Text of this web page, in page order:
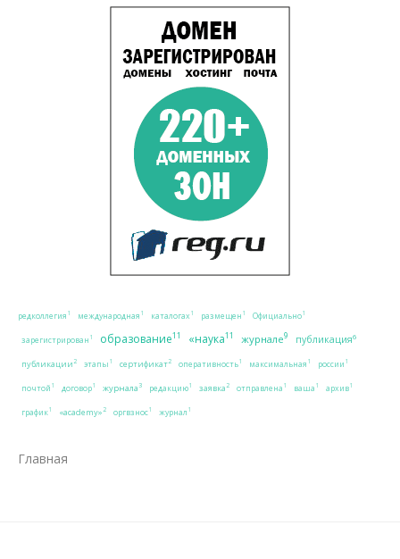
редколлегия 1 международная 1 каталогах 1 размещен 1 Официально1
зарегистрирован 1 образование11 «наука11 журнале9 публикация6
публикации2 этапы 1 сертификат2 оперативность1 максимальная 1 россии 1
почтой 1 договор1 журнала3 редакцию1 заявка2 отправлена 1 ваша 1 архив1
график1 «academy»2 оргвзнос1 журнал 1
Главная